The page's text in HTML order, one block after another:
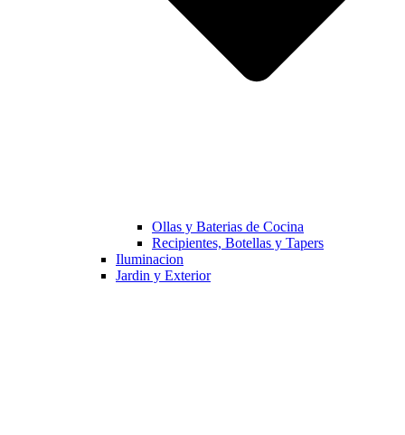
Ollas y Baterias de Cocina
Recipientes, Botellas y Tapers
Iluminacion
Jardin y Exterior